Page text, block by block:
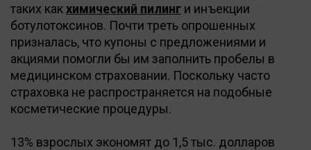
таких какхимический пилинг и инъекции
ботулотоксинов. Почти треть опрошенных
призналась, что купоны с предложениями и
акциями помогли бы им заполнить пробелы в
медицинском страховании. Поскольку часто
страховка не распространяется на подобные
косметические процедуры.
13% взрослых экономят до 1,5 тыс. долларов